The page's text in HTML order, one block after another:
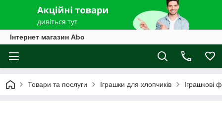
Інтернет магазин Abo
Товари та послуги Іграшки для хлопчиків Іграшкові